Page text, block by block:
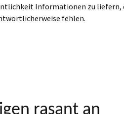
Informationen zu liefern,
fehlen.
Weltärztebundes 2013
rasant an